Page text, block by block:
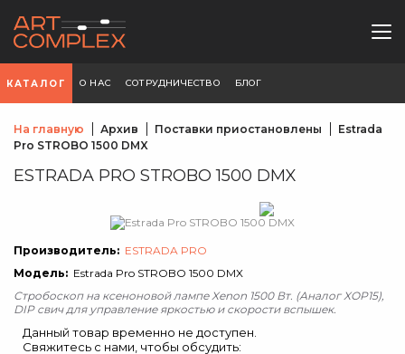
КАТАЛОГ О НАС СОТРУДНИЧЕСТВО БЛОГ
На главную Архив Поставки приостановлены
Estrada
Pro STROBO 1500 DMX
ESTRADA PRO STROBO 1500 DMX
Производитель: ESTRADA PRO
Модель: Estrada Pro STROBO 1500 DMX
Стробоскоп на ксеноновой лампе Xenon 1500 Вт. (Аналог XOP15),
DIP свич для управление яркостью и скорости вспышек.
Данный товар временно не доступен.
Свяжитесь с нами, чтобы обсудить: